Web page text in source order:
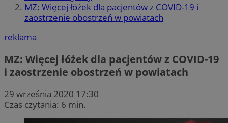
MZ: Więcej łóżek dla pacjentów z COVID-19 i
zaostrzenie obostrzeń w powiatach
reklama
MZ: Więcej łóżek dla pacjentów z COVID-19
i zaostrzenie obostrzeń w powiatach
29 września 2020 17:30
Czas czytania: 6 min.